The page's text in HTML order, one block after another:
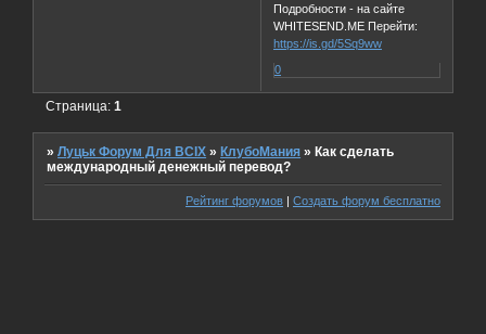
Подробности - на сайте
WHITESEND.ME Перейти:
https://is.gd/5Sq9ww
0
Страница:1
»Луцьк Форум Для ВСІХ »КлубоМания »Как сделать
международный денежный перевод?
Рейтинг форумов Создать форум бесплатно